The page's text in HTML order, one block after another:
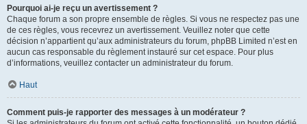
Pourquoi ai-je reçu un avertissement ?
Chaque forum a son propre ensemble de règles. Si vous ne respectez pas une
de ces règles, vous recevrez un avertissement. Veuillez noter que cette
décision n’appartient qu’aux administrateurs du forum, phpBB Limited n’est en
aucun cas responsable du règlement instauré sur cet espace. Pour plus
d’informations, veuillez contacter un administrateur du forum.
Haut
Comment puis-je rapporter des messages à un modérateur ?